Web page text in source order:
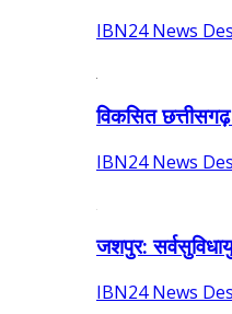
IBN24 News
विकसित
IBN24 News
जशपुर:
IBN24 News